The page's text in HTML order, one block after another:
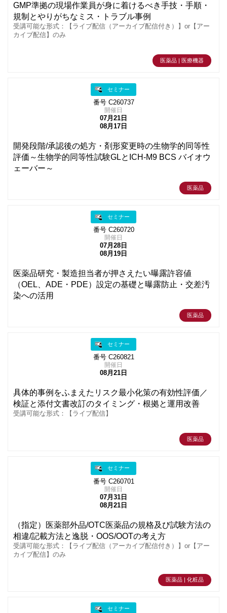
GMP準拠の現場作業員が身に着けるべき手技・手順・
規制とやりがちなミス・トラブル事例
受講可能な形式：【ライブ配信（アーカイブ配信付き）】or【アー
カイブ配信】のみ
医薬品 | 医療機器
セミナー
番号 C260737
開催日
07月21日
08月17日
開発段階/承認後の処方・剤形変更時の生物学的同等性
評価～生物学的同等性試験GLとICH-M9 BCS バイオウ
ェーバー～
医薬品
セミナー
番号 C260720
開催日
07月28日
08月19日
医薬品研究・製造担当者が押さえたい曝露許容値
（OEL、ADE・PDE）設定の基礎と曝露防止・交差汚
染への活用
医薬品
セミナー
番号 C260821
開催日
08月21日
具体的事例をふまえたリスク最小化策の有効性評価／
検証と添付文書改訂のタイミング・根拠と運用改善
受講可能な形式：【ライブ配信】
医薬品
セミナー
番号 C260701
開催日
07月31日
08月21日
（指定）医薬部外品/OTC医薬品の規格及び試験方法の
相違/記載方法と逸脱・OOS/OOTの考え方
受講可能な形式：【ライブ配信（アーカイブ配信付き）】or【アー
カイブ配信】のみ
医薬品 | 化粧品
セミナー